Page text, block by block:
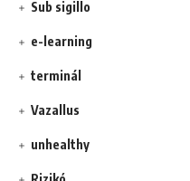
Sub sigillo
e-learning
terminál
Vazallus
unhealthy